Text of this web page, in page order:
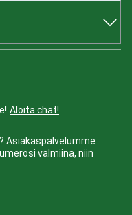
Aloita chat!
Asiakaspalvelumme
valmiina, niin